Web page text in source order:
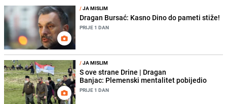
/JA MISLIM
Dragan Bursać: Kasno Dino do pameti stiže!
PRIJE 1 DAN
/JA MISLIM
S ove strane Drine | Dragan
Banjac: Plemenski mentalitet pobijedio
PRIJE 1 DAN